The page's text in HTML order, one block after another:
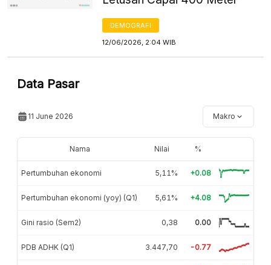
DEMOGRAFI
12/06/2026, 2:04 WIB
Data Pasar
11 June 2026 Makro
Nama Nilai %
Pertumbuhan ekonomi 5,11% +0.08
Pertumbuhan ekonomi (yoy) (Q1) 5,61% +4.08
Gini rasio (Sem2) 0,38 0.00
PDB ADHK (Q1) 3.447,70 -0.77